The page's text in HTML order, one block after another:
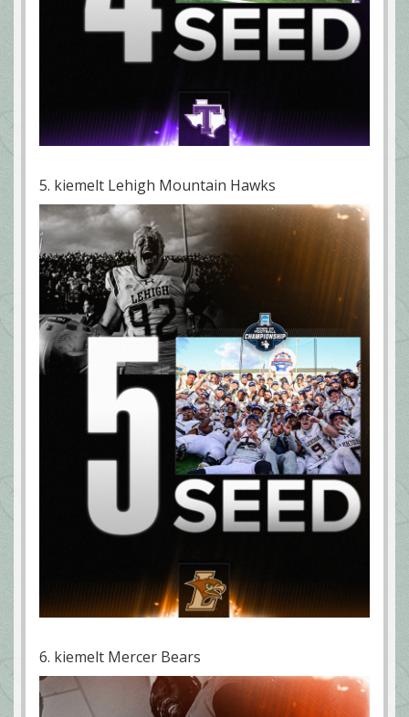
5. kiemelt Lehigh Mountain Hawks
6. kiemelt Mercer Bears